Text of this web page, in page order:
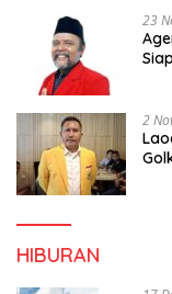
23
2
HIBURAN